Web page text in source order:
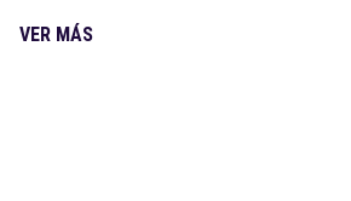
VER MÁS